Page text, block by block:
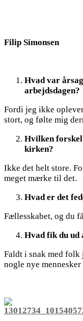
Filip Simonsen
Hvad var
arbejdsdagen?
Fordi jeg ikke
stort, og følte mig
Hvilken
kirken?
Ikke det helt store.
meget mærke til det.
Hvad er det
Fællesskabet, og du
Hvad fik du ud
Faldt i snak med
nogle nye